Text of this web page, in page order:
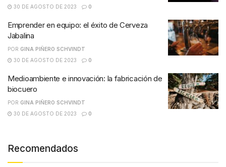
30 DE AGOSTO DE 2023
0
Emprender en equipo: el éxito de Cerveza
Jabalina
POR GINA PIÑERO SCHVINDT
30 DE AGOSTO DE 2023
0
Medioambiente e innovación: la fabricación de
biocuero
POR GINA PIÑERO SCHVINDT
30 DE AGOSTO DE 2023
0
Recomendados